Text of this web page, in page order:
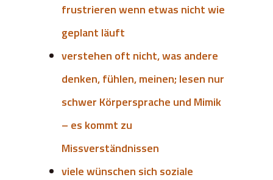
frustrieren wenn etwas nicht wie
geplant läuft
verstehen oft nicht, was andere
denken, fühlen, meinen; lesen nur
schwer Körpersprache und Mimik
– es kommt zu
Missverständnissen
viele wünschen sich soziale